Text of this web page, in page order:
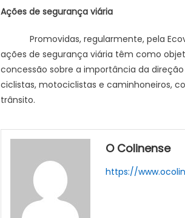
Ações de segurança viária
Promovidas, regularmente, pela
ações de segurança viária têm como
concessão sobre a importância da
ciclistas, motociclistas e caminhoneiros,
trânsito.
O Colinense
https://